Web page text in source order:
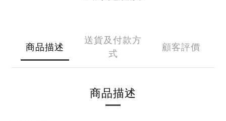
商品描述
送貨及付款方
式
顧客評價
商品描述